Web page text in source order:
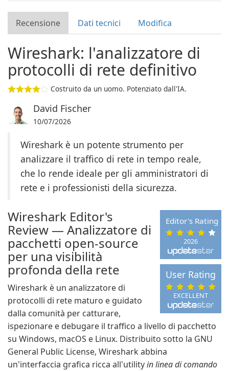
Recensione Dati tecnici Modifica
Wireshark: l'analizzatore di
protocolli di rete definitivo
Costruito da un uomo. Potenziato dall'IA.
David Fischer
10/07/2026
Wireshark è un potente strumento per
analizzare il traffico di rete in tempo reale,
che lo rende ideale per gli amministratori di
rete e i professionisti della sicurezza.
2026
Editor's Rating
EXCELLENT
User Rating
Wireshark Editor's
Review — Analizzatore di
pacchetti open-source
per una visibilità
profonda della rete
Wireshark è un analizzatore di
protocolli di rete maturo e guidato
dalla comunità per catturare,
ispezionare e debugare il traffico a livello di pacchetto
su Windows, macOS e Linux. Distribuito sotto la GNU
General Public License, Wireshark abbina
un'interfaccia grafica ricca all'utilityin linea di comando